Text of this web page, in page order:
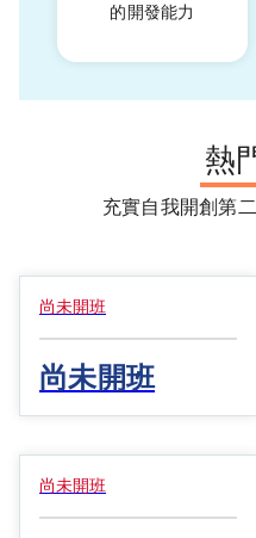
的開發能力
熱
充實自我開創第
全方位
工程師轉職精修班
尚未開班
尚未開班
全端工程師轉職精修
尚未開班